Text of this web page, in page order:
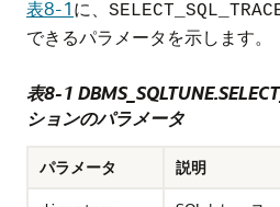
表8-1に、
できるパラメータを示します。
表8-1
ションのパラメータ
パラメータ 説明